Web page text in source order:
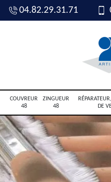
04.82.29.31.71
COUVREUR
48
ZINGUEUR
48
DE